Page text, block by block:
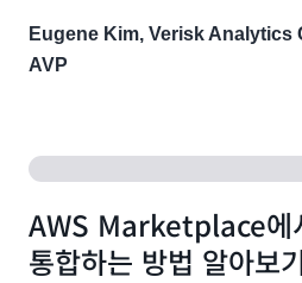
Eugene Kim, Verisk
AVP
AWS Marketplace에
통합하는 방법 알아보